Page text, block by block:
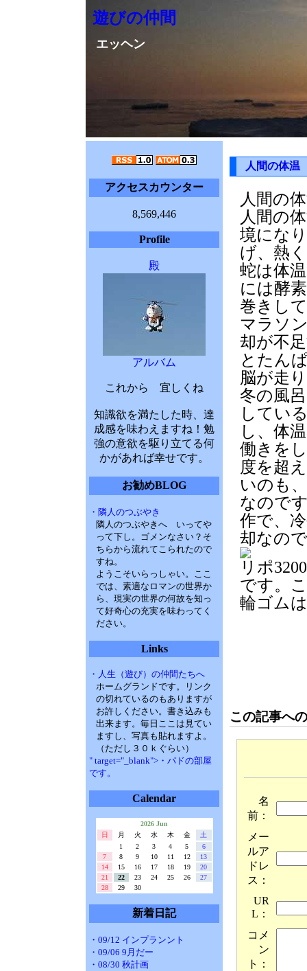
遊びの仲間
エッヘン
アクセスカウンター
8,569,446
Profile
殿
アルバム
これから 宜しくね
知識欲を満たした時、達
成感を味わえますね！勉
強の意欲を駆り立てる何
かがあれば幸せです。
お勧めBLOG
・隣人のつぶやき
隣人のつぶやきへ いってや
って下し。ゴメンなさい？そ
ちらから流れてこられたので
すね。
ようこそいらっしゃい。ここ
では、素適なロマンの世界か
ら、現実の世界の何故を知っ
て好奇心の充実を味わってく
ださい。
Links
・人生（遊び）の仲間たちへ
ホームグランドです。リンク
の切れているのもありますが
お許しください。書き込みも
出来ます。毎日ここは見てい
ますし、写真も貼れますよ。
（ただし３０ｋぐらい）
" target="_blank">・パドの部屋
です。
Calendar
2026 Jun
日
月 火 水 木 金
土
1
2 3 4 5
6
7
8 9 10 11 12
13
14
15 16 17 18 19
20
21
22 23 24 25 26
27
28
29 30
新着日記
・09/12 インプランント
・09/06 9月だー
・08/30 秋計画
人間の体温
人間の
人間の
境にな
げ、熱
蛇は体
には酵
巻きし
マラソ
却が不
とたん
脳が走
冬の風
してい
し、体
働きを
度を超
いのも
なので
作で、
却なの
リポ
です。
輪ゴム
この記事へ
名
前：
メー
ルア
ドレ
ス：
UR
L：
コメ
ン
ト：